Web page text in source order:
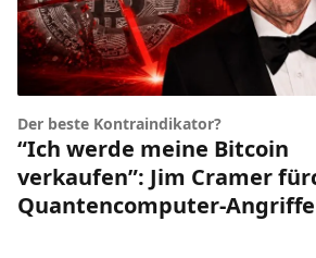
Der beste Kontraindikator?
“Ich werde meine Bitcoin
verkaufen”: Jim Cramer
Quantencomputer-Angriffe